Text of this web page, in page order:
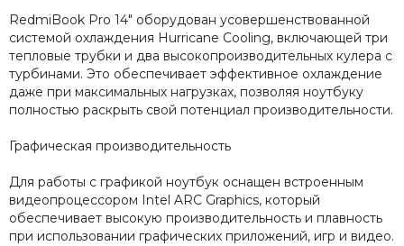
RedmiBook Pro 14" оборудован усовершенствованной
системой охлаждения Hurricane Cooling, включающей три
тепловые трубки и два высокопроизводительных кулера с
турбинами. Это обеспечивает эффективное охлаждение
даже при максимальных нагрузках, позволяя ноутбуку
полностью раскрыть свой потенциал производительности.
Графическая производительность
Для работы с графикой ноутбук оснащен встроенным
видеопроцессором Intel ARC Graphics, который
обеспечивает высокую производительность и плавность
при использовании графических приложений, игр и видео.